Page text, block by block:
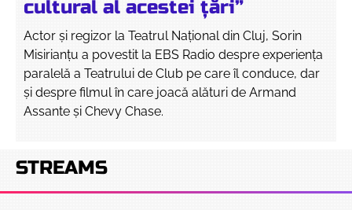
cultural al acestei țări”
Actor și regizor la Teatrul Național din Cluj, Sorin
Misirianțu a povestit la EBS Radio despre experiența
paralelă a Teatrului de Club pe care îl conduce, dar
și despre filmul în care joacă alături de Armand
Assante și Chevy Chase.
STREAMS